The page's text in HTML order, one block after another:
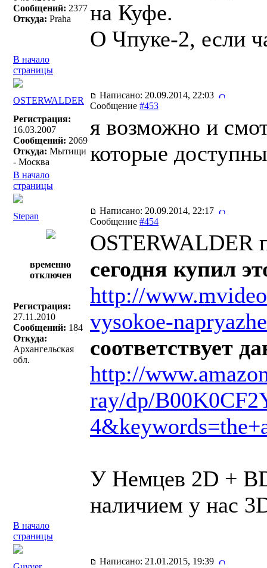
Сообщений: 2377
Откуда: Praha
на Куфе.
О Чпуке-2, если
В начало
страницы
OSTERWALDER
Написано: 20.09.2014, 22:03
Сообщение #453
Регистрация:
16.03.2007
Сообщений: 2069
Откуда: Мытищи
- Москва
я возможно и
которые
В начало
страницы
Stepan
Написано: 20.09.2014, 22:17
Сообщение #454
временно
отключен
Регистрация:
27.11.2010
Сообщений: 184
Откуда:
Архангельская
обл.
OSTERWALDER
сегодня купил
http://
vysokoe-
соответствует
http://
ray/dp/
У Немцев 2D +
наличием у нас
В начало
страницы
Написано: 21.01.2015, 19:39